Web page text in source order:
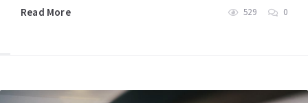
Read More 529 0